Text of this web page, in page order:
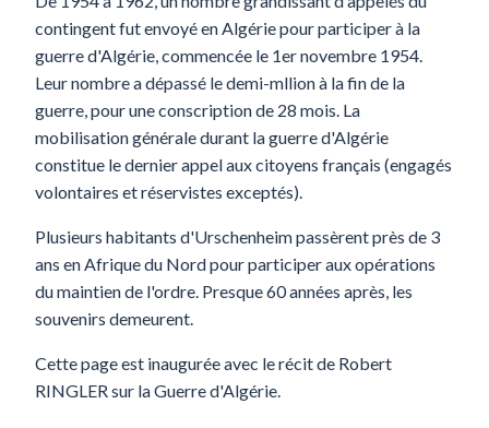
contingent fut envoyé en Algérie pour participer à la
guerre d'Algérie, commencée le 1er novembre 1954.
Leur nombre a dépassé le demi-mllion à la fin de la
guerre, pour une conscription de 28 mois. La
mobilisation générale durant la guerre d'Algérie
constitue le dernier appel aux citoyens français (engagés
volontaires et réservistes exceptés).
Plusieurs habitants d'Urschenheim passèrent près de 3
ans en Afrique du Nord pour participer aux opérations
du maintien de l'ordre. Presque 60 années après, les
souvenirs demeurent.
Cette page est inaugurée avec le récit de Robert
RINGLER sur la Guerre d'Algérie.